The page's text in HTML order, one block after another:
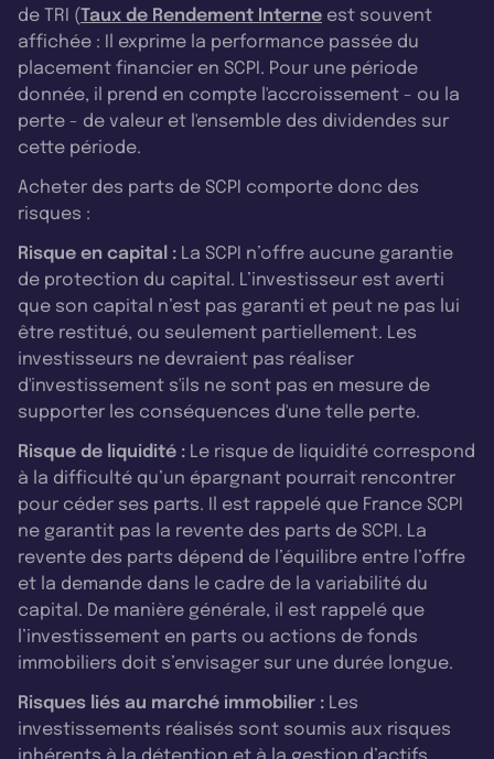
de TRI (Taux de Rendement Interne est souvent
affichée : Il exprime la performance passée du
placement financier en SCPI. Pour une période
donnée, il prend en compte l'accroissement - ou la
perte - de valeur et l'ensemble des dividendes sur
cette période.
Acheter des parts de SCPI comporte donc des
risques :
Risque en capital : La SCPI n’offre aucune garantie
de protection du capital. L’investisseur est averti
que son capital n’est pas garanti et peut ne pas lui
être restitué, ou seulement partiellement. Les
investisseurs ne devraient pas réaliser
d'investissement s'ils ne sont pas en mesure de
supporter les conséquences d'une telle perte.
Risque de liquidité : Le risque de liquidité correspond
à la difficulté qu’un épargnant pourrait rencontrer
pour céder ses parts. Il est rappelé que France SCPI
ne garantit pas la revente des parts de SCPI. La
revente des parts dépend de l’équilibre entre l’offre
et la demande dans le cadre de la variabilité du
capital. De manière générale, il est rappelé que
l’investissement en parts ou actions de fonds
immobiliers doit s’envisager sur une durée longue.
Risques liés au marché immobilier : Les
investissements réalisés sont soumis aux risques